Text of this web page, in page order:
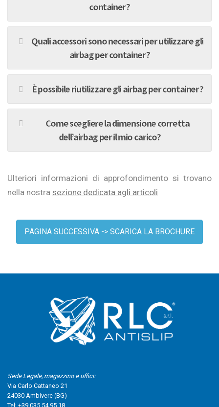
container?
Quali accessori sono necessari per utilizzare gli
airbag per container?
È possibile riutilizzare gli airbag per container?
Come scegliere la dimensione corretta
dell’airbag per il mio carico?
Ulteriori informazioni di approfondimento si trovano
nella nostra sezione dedicata agli articoli
PAGINA SUCCESSIVA -> SCARICA LA BROCHURE
Sede Legale, magazzino e uffici:
Via Carlo Cattaneo 21
24030 Ambivere (BG)
Tel: +39 035 54 95 18